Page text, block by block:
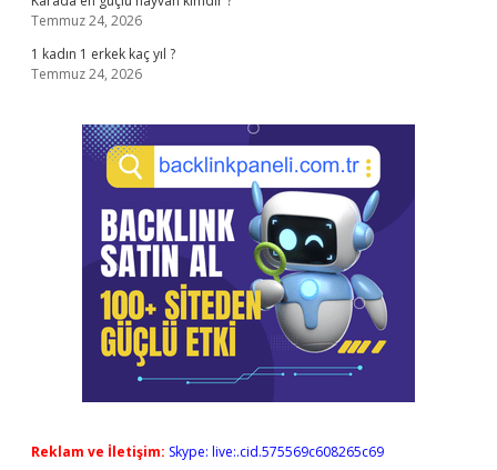
Temmuz 24, 2026
1 kadın 1 erkek kaç yıl ?
Temmuz 24, 2026
Reklam ve İletişim: Skype: live:.cid.575569c608265c69